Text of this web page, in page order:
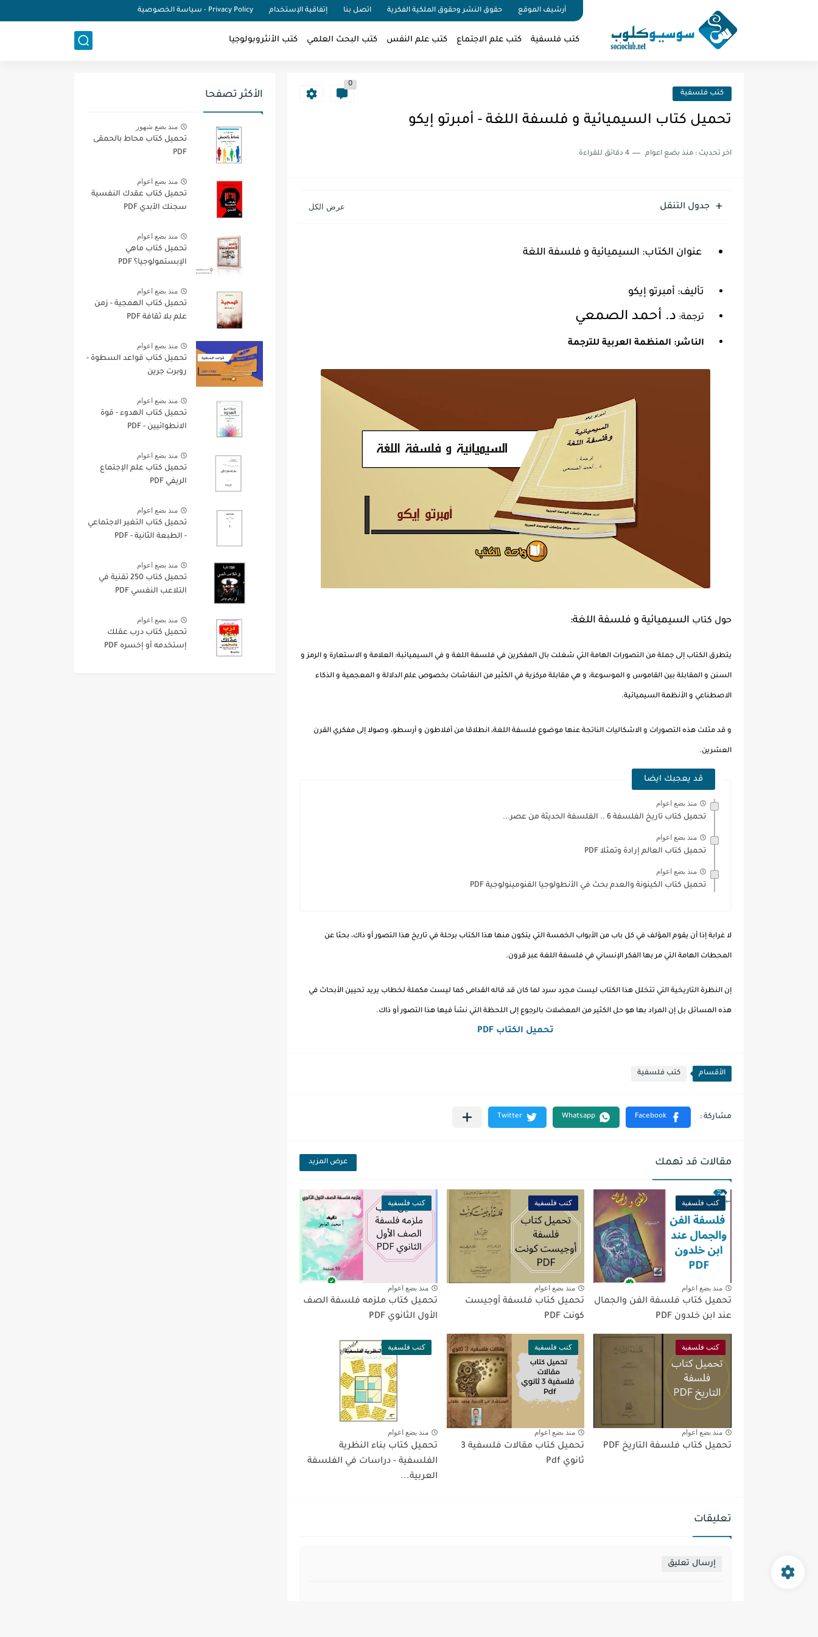
أرشيف الموقع حقوق النشر وحقوق الملكية الفكرية اتصل بنا إتفاقية الإستخدام Privacy Policy - سياسة الخصوصية
كتب فلسفية كتب علم الاجتماع كتب علم النفس كتب البحث العلمي كتب الأنثروبولوجيا
كتب فلسفية
0
تحميل كتاب السيميائية و فلسفة اللغة - أمبرتو إيكو
اخر تحديث : منذ بضع اعوام 4 دقائق للقراءة
جدول التنقل
عنوان الكتاب: السيميائية و فلسفة اللغة
تأليف: أمبرتو إيكو
ترجمة: د. أحمد الصمعي
الناشر: المنظمة العربية للترجمة
حول كتاب السيميائية و فلسفة اللغة:
يتطرق الكتاب إلى جملة من التصورات الهامة التي شغلت بال المفكرين في فلسفة اللغة و في السيميائبة: العلامة و الاستعارة و الرمز و
السنن و المقابلة بين القاموس و الموسوعة، و هي مقابلة مركزية في الكثير من النقاشات بخصوص علم الدلالة و المعجمية و الذكاء
الاصطناعي و الأنظمة السيميائية.
و قد مثلت هذه التصورات و الاشكاليات الناتجة عنها موضوع فلسفة اللغة، انطلاقا من أفلاطون و أرسطو، وصولا إلى مفكري القرن
العشرين.
قد يعجبك ايضا
منذ بضع اعوام
تحميل كتاب تاريخ الفلسفة 6 .. الفلسفة الحديثة من عصر...
منذ بضع اعوام
تحميل كتاب العالم إرادة وتمثلا PDF
منذ بضع اعوام
تحميل كتاب الكينونة والعدم بحث في الأنطولوجيا الفنومينولوجية PDF
لا غرابة إذا أن يقوم المؤلف في كل باب من الأبواب الخمسة التي يتكون منها هذا الكتاب برحلة في تاريخ هذا التصور أو ذاك، بحثا عن
المحطات الهامة التي مر بها الفكر الإنساني في فلسفة اللغة عبر قرون.
إن النظرة التاريخية التي تتخلل هذا الكتاب ليست مجرد سرد لما كان قد قاله القدامى كما ليست مكملة لخطاب يريد تحيين الأبحاث في
هذه المسائل بل إن المراد بها هو حل الكثير من المعضلات بالرجوع إلى اللحظة التي نشأ فيها هذا التصور أو ذاك.
تحميل الكتاب PDF
الأقسام كتب فلسفية
مقالات قد تهمك عرض المزيد
كتب فلسفية
منذ بضع اعوام
تحميل كتاب فلسفة الفن والجمال
عند ابن خلدون PDF
كتب فلسفية
منذ بضع اعوام
تحميل كتاب فلسفة أوجيست
كونت PDF
كتب فلسفية
منذ بضع اعوام
تحميل كتاب ملزمه فلسفة الصف
الأول الثانوي PDF
كتب فلسفية
منذ بضع اعوام
تحميل كتاب فلسفة التاريخ PDF
كتب فلسفية
منذ بضع اعوام
تحميل كتاب مقالات فلسفية 3
ثانوي Pdf
كتب فلسفية
منذ بضع اعوام
تحميل كتاب بناء النظرية
الفلسفية - دراسات في الفلسفة
العربية...
تعليقات
إرسال تعليق
الأكثر تصفحا
منذ بضع شهور
تحميل كتاب محاط بالحمقى
PDF
منذ بضع اعوام
تحميل كتاب عقدك النفسية
سجنك الأبدي PDF
منذ بضع اعوام
تحميل كتاب ماهي
الإبستمولوجيا؟ PDF
منذ بضع اعوام
تحميل كتاب الهمجية - زمن
علم بلا ثقافة PDF
منذ بضع اعوام
تحميل كتاب قواعد السطوة -
روبرت جرين
منذ بضع اعوام
تحميل كتاب الهدوء - قوة
الانطوائيين - PDF
منذ بضع اعوام
تحميل كتاب علم الإجتماع
الريفي PDF
منذ بضع اعوام
تحميل كتاب التغير الاجتماعي
- الطبعة الثانية - PDF
منذ بضع اعوام
تحميل كتاب 250 تقنية في
التلاعب النفسي PDF
منذ بضع اعوام
تحميل كتاب درب عقلك
إستخدمه أو إخسره PDF